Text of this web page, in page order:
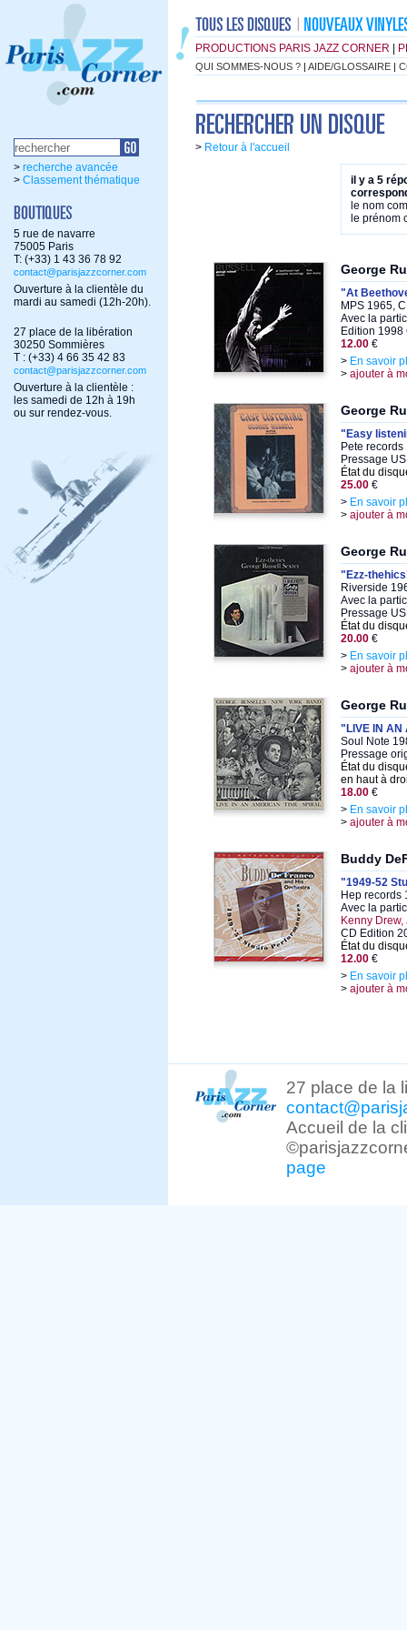
PRODUCTIONS PARIS JAZZ CORNER
QUI SOMMES-NOUS ? | AIDE/GLOSSAIRE |
> recherche avancée
> Classement thématique
5 rue de navarre
75005 Paris
T: (+33) 1 43 36 78 92
contact@parisjazzcorner.com
Ouverture à la clientèle du
mardi au samedi (12h-20h).
27 place de la libération
30250 Sommières
T : (+33) 4 66 35 42 83
contact@parisjazzcorner.com
Ouverture à la clientèle :
les samedi de 12h à 19h
ou sur rendez-vous.
> Retour à l'accueil
il y a 5
le nom
le prénom
George
"At
MPS 1965,
Avec la
Edition 1998
12.00 €
> En savoir
> ajouter à
George
"Easy
Pete
Pressage
État du
25.00 €
> En savoir
> ajouter à
George
"Ezz-
Riverside
Avec la
Pressage
État du
20.00 €
> En savoir
> ajouter à
George
"LIVE IN AN
Soul Note
Pressage
État du
en haut à
18.00 €
> En savoir
> ajouter à
Buddy
"1949-52
Hep records
Avec la
Kenny
CD Edition
État du
12.00 €
> En savoir
> ajouter à
27 place de la
Accueil de la
page